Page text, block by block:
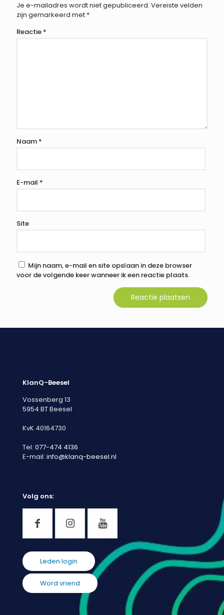
Je e-mailadres wordt niet gepubliceerd. Vereiste velden
zijn gemarkeerd met *
Reactie *
Naam *
E-mail *
Site
Mijn naam, e-mail en site opslaan in deze browser
voor de volgende keer wanneer ik een reactie plaats.
KlanQ-Beesel
Vossenberg 13
5954 BT Beesel
KvK 40164730
Tel: 077-474 4136
E-mail: info@klanq-beesel.nl
Volg ons:
Leden login
Word vriend